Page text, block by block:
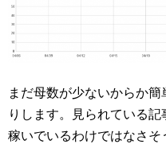
まだ母数が少ないからか
りします。見られている
稼いでいるわけではなさそ